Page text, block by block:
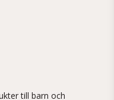
till barn och